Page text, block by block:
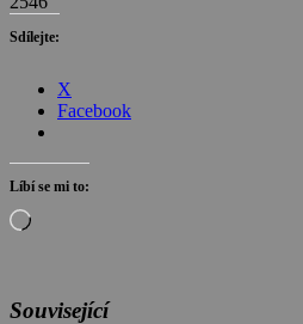
Sdílejte:
X
Facebook
Líbí se mi to:
Načítání…
Související